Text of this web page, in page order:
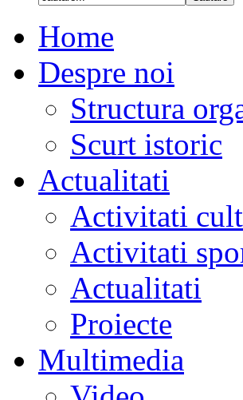
Home
Despre noi
Structura
Scurt istoric
Actualitati
Activitati
Activitati
Actualitati
Proiecte
Multimedia